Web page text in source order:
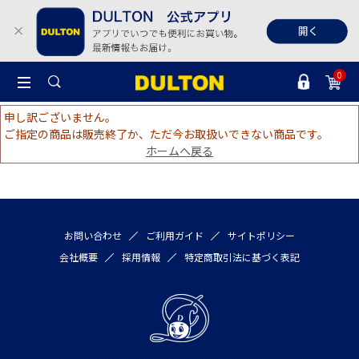
0
申し訳ございません。
ご指定の商品は販売終了か、ただ今お取扱いできない商品です。
ホームへ戻る
お問い合わせ ご利用ガイド
サイトポリシー
会社概要
採用情報 特定商取引法に基づく表記